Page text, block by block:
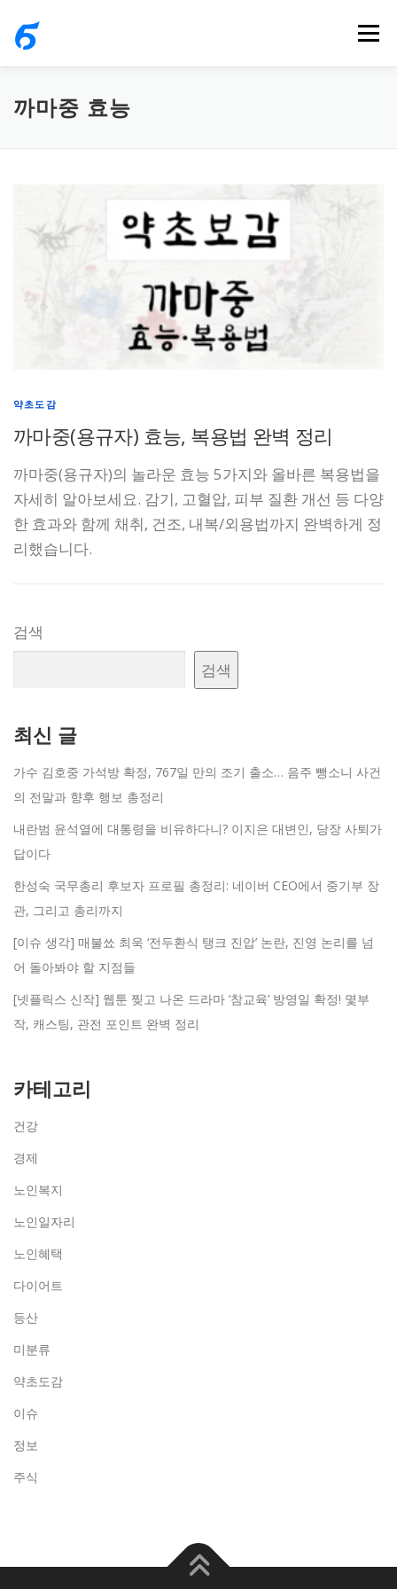
메뉴
까마중 효능
약초도감
까마중(용규자) 효능, 복용법 완벽 정리
까마중(용규자)의 놀라운 효능 5가지와 올바른 복용법을
자세히 알아보세요. 감기, 고혈압, 피부 질환 개선 등 다양
한 효과와 함께 채취, 건조, 내복/외용법까지 완벽하게 정
리했습니다.
검색
검색
최신 글
가수 김호중 가석방 확정, 767일 만의 조기 출소… 음주 뺑소니 사건
의 전말과 향후 행보 총정리
내란범 윤석열에 대통령을 비유하다니? 이지은 대변인, 당장 사퇴가
답이다
한성숙 국무총리 후보자 프로필 총정리: 네이버 CEO에서 중기부 장
관, 그리고 총리까지
[이슈 생각] 매불쑈 최욱 ‘전두환식 탱크 진압’ 논란, 진영 논리를 넘
어 돌아봐야 할 지점들
[넷플릭스 신작] 웹툰 찢고 나온 드라마 ‘참교육’ 방영일 확정! 몇부
작, 캐스팅, 관전 포인트 완벽 정리
카테고리
건강
경제
노인복지
노인일자리
노인혜택
다이어트
등산
미분류
약초도감
이슈
정보
주식